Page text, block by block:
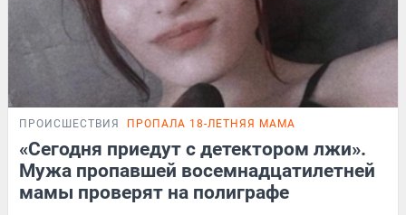
ПРОИСШЕСТВИЯ ПРОПАЛА 18-ЛЕТНЯЯ МАМА
«Сегодня приедут с детектором лжи».
Мужа пропавшей восемнадцатилетней
мамы проверят на полиграфе